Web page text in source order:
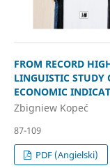
FROM RECORD
LINGUISTIC STUDY
ECONOMIC
Zbigniew Kopeć
87-109
PDF (Angielski)